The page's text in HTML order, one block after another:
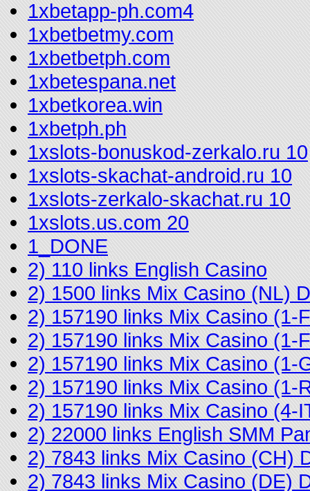
1xbetapp-ph.com4
1xbetbetmy.com
1xbetbetph.com
1xbetespana.net
1xbetkorea.win
1xbetph.ph
1xslots-bonuskod-zerkalo.ru 10
1xslots-skachat-android.ru 10
1xslots-zerkalo-skachat.ru 10
1xslots.us.com 20
1_DONE
2) 110 links English Casino
2) 1500 links Mix Casino (NL)
2) 157190 links Mix Casino (1-
2) 157190 links Mix Casino (1-
2) 157190 links Mix Casino (1-
2) 157190 links Mix Casino (1-
2) 157190 links Mix Casino (4-
2) 22000 links English SMM
2) 7843 links Mix Casino (CH)
2) 7843 links Mix Casino (DE)